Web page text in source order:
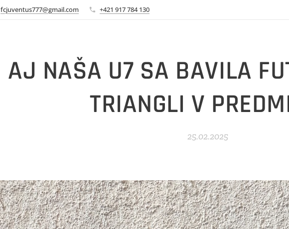
fcjuventus777@gmail.com +421 917 784 130
AJ NAŠA U7 SA BAVILA
TRIANGLI V
25.02.2025